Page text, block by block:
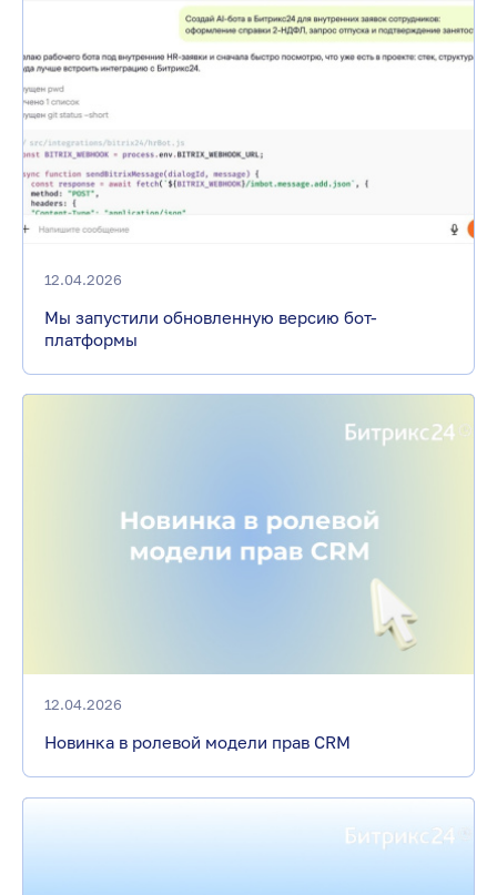
12.04.2026
Мы запустили обновленную версию бот-
платформы
12.04.2026
Новинка в ролевой модели прав CRM